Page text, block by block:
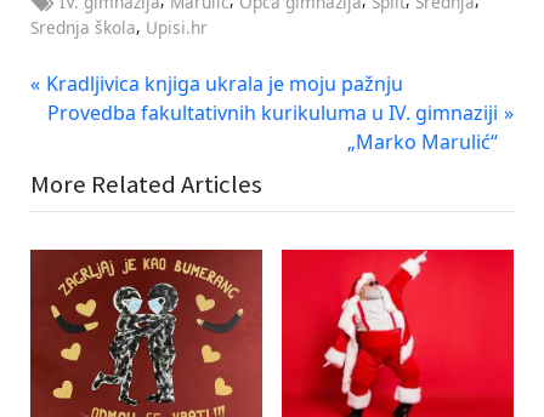
Srednja škola, Upisi.hr
Navigacija
objava
P
r
i
u
P
Kradljivica knjiga ukrala je moju pažnju
N
t
o
t
Provedba fakultativnih kurikuluma u IV. gimnaziji
„Marko Marulić“
More Related Articles